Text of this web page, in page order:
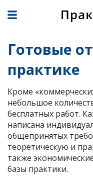
Готовые
практике
Кроме
небольшое
бесплатных работ.
написана
общепринятых
теоретическую и
также
базы практики.